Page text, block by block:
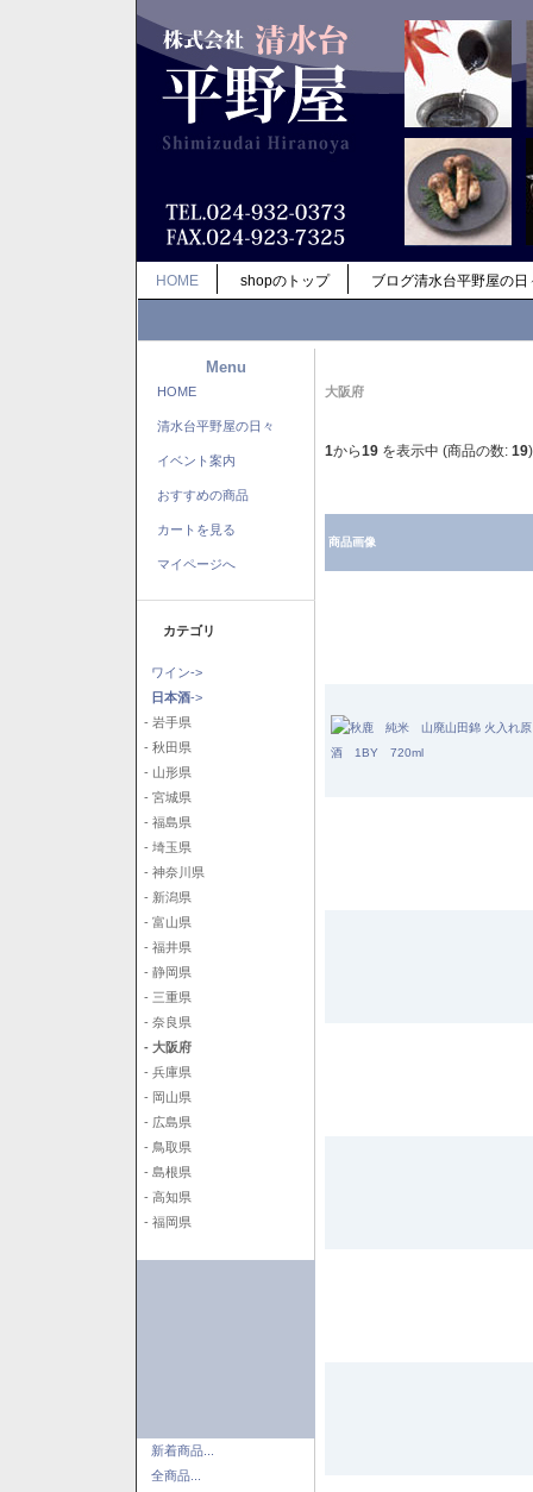
HOME shopのトップ ブログ清水台平野屋の日
Menu
HOME
清水台平野屋の日々
イベント案内
おすすめの商品
カートを見る
マイページへ
カテゴリ
ワイン->
日本酒->
- 岩手県
- 秋田県
- 山形県
- 宮城県
- 福島県
- 埼玉県
- 神奈川県
- 新潟県
- 富山県
- 福井県
- 静岡県
- 三重県
- 奈良県
- 大阪府
- 兵庫県
- 岡山県
- 広島県
- 鳥取県
- 島根県
- 高知県
- 福岡県
新着商品...
全商品...
大阪府
1から19 を表示中 (商品の数: 19)
商品画像